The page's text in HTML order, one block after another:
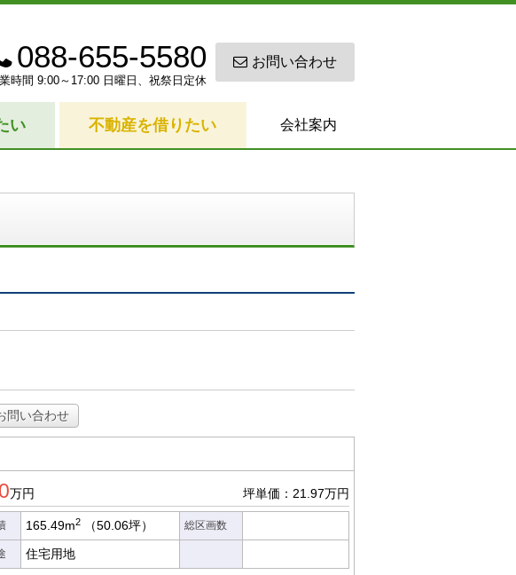
お問い合わせ
088-655-5580
時間 9:00～17:00 日曜日、祝祭日定休
い 不動産を借りたい 会社案内
問い合わせ
万円 坪単価：21.97万円
165.49m2 （50.06坪） 総区画数
住宅用地